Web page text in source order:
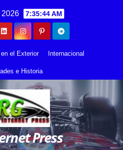
2026 7:35:45 AM
el Exterior Internacional
e Historia
Press